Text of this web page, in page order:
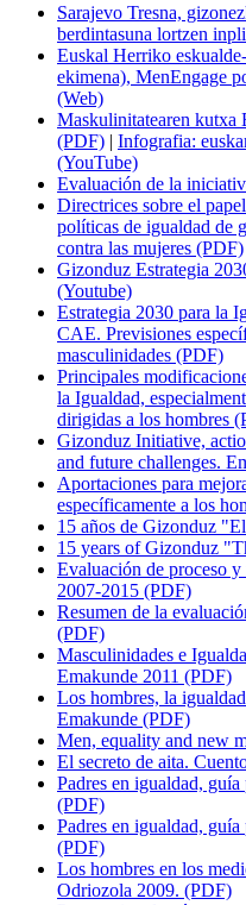
Sarajevo Tresna,
berdintasuna lortzen
Euskal Herriko
ekimena), MenEngage
(Web)
Maskulinitatearen kutxa
(PDF) | Infografia:
(YouTube)
Evaluación de la
Directrices sobre el
políticas de igualdad de
contra las mujeres (PDF)
Gizonduz Estrategia
(Youtube)
Estrategia 2030 para la
CAE. Previsiones
masculinidades (PDF)
Principales
la Igualdad,
dirigidas a los hombres
Gizonduz Initiative,
and future challenges.
Aportaciones para
específicamente a los
15 años de Gizonduz
15 years of Gizonduz
Evaluación de proceso
2007-2015 (PDF)
Resumen de la
(PDF)
Masculinidades e
Emakunde 2011 (PDF)
Los hombres, la
Emakunde (PDF)
Men, equality and new
El secreto de aita.
Padres en igualdad,
(PDF)
Padres en igualdad,
(PDF)
Los hombres en los
Odriozola 2009. (PDF)